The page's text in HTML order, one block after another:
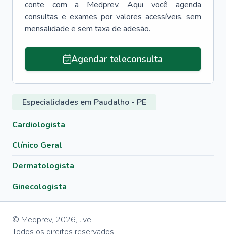
conte com a Medprev. Aqui você agenda
consultas e exames por valores acessíveis, sem
mensalidade e sem taxa de adesão.
Agendar teleconsulta
Especialidades em Paudalho - PE
Cardiologista
Clínico Geral
Dermatologista
Ginecologista
© Medprev, 2026, live
Todos os direitos reservados